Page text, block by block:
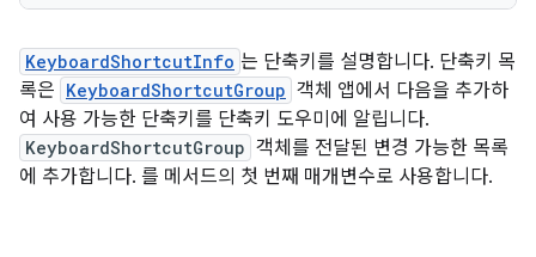
KeyboardShortcutInfo 는 단축키를 설명합니다. 단축키 목
록은 KeyboardShortcutGroup 객체 앱에서 다음을 추가하
여 사용 가능한 단축키를 단축키 도우미에 알립니다.
KeyboardShortcutGroup 객체를 전달된 변경 가능한 목록
에 추가합니다. 를 메서드의 첫 번째 매개변수로 사용합니다.